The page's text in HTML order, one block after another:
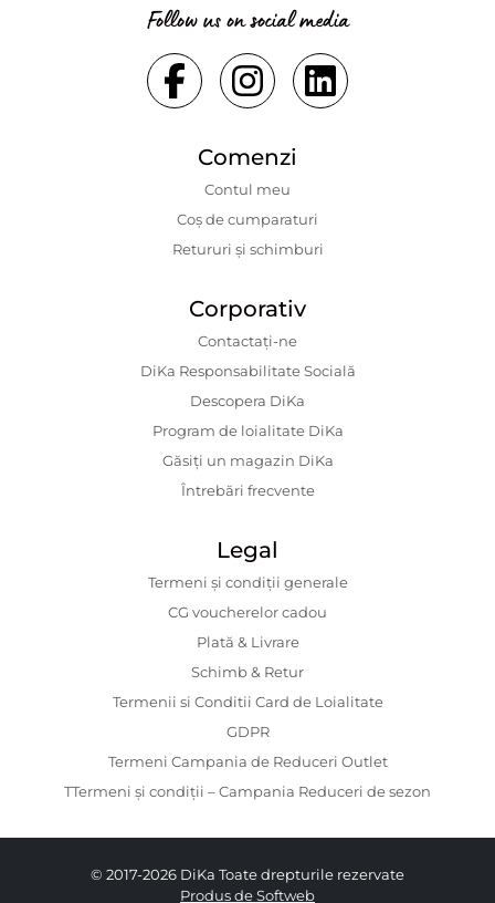
Follow us on social media
Comenzi
Contul meu
Coș de cumparaturi
Retururi și schimburi
Corporativ
Contactaţi-ne
DiKa Responsabilitate Socială
Descopera DiKa
Program de loialitate DiKa
Găsiți un magazin DiKa
Întrebări frecvente
Legal
Termeni și condiții generale
CG voucherelor cadou
Plată & Livrare
Schimb & Retur
Termenii si Conditii Card de Loialitate
GDPR
Termeni Campania de Reduceri Outlet
TTermeni și condiții – Campania Reduceri de sezon
© 2017-2026 DiKa Toate drepturile rezervate
Produs de Softweb